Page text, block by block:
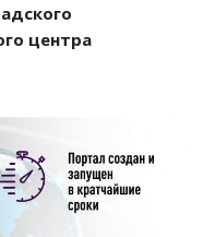
центра